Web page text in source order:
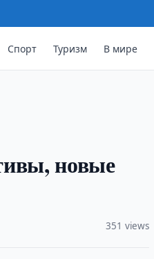
Спорт Туризм В мире
новые
351 views